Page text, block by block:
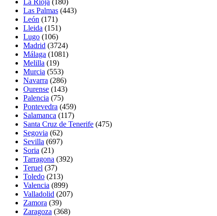
Las Palmas (443)
León (171)
Lleida (151)
Lugo (106)
Madrid (3724)
Málaga (1081)
Melilla (19)
Murcia (553)
Navarra (286)
Ourense (143)
Palencia (75)
Pontevedra (459)
Salamanca (117)
Santa Cruz de Tenerife (475)
Segovia (62)
Sevilla (697)
Soria (21)
Tarragona (392)
Teruel (37)
Toledo (213)
Valencia (899)
Valladolid (207)
Zamora (39)
Zaragoza (368)